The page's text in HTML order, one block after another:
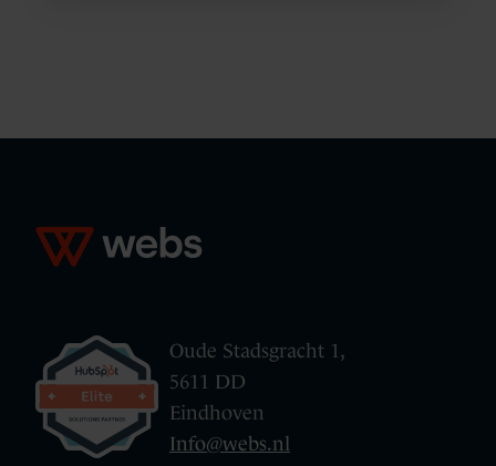
Oude Stadsgracht 1,
5611 DD
Eindhoven
Info@webs.nl